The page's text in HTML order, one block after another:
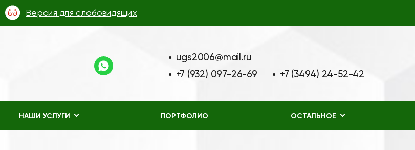
Версия для слабовидящих
ugs2006@mail.ru
+7 (932) 097-26-69
+7 (3494) 24-52-42
НАШИ УСЛУГИ ПОРТФОЛИО ОСТАЛЬНОЕ